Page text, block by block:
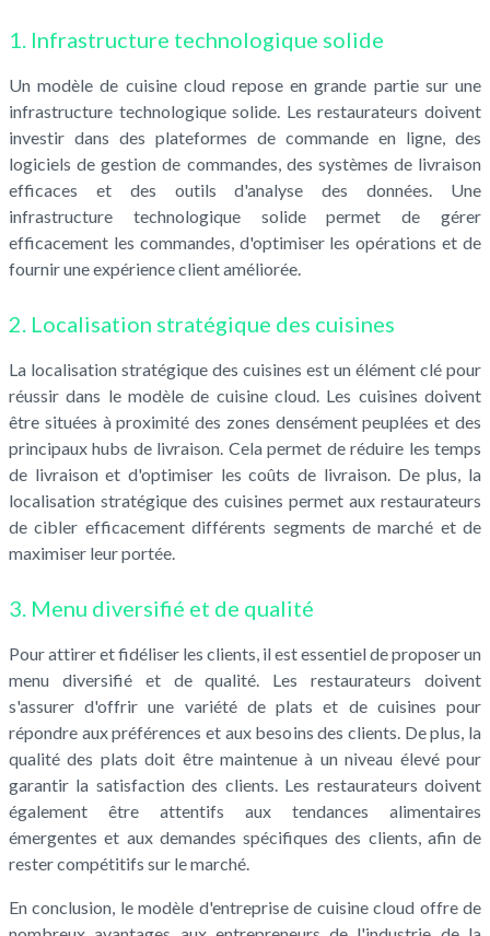
1. Infrastructure technologique solide
Un modèle de cuisine cloud repose en grande partie sur une
infrastructure technologique solide. Les restaurateurs doivent
investir dans des plateformes de commande en ligne, des
logiciels de gestion de commandes, des systèmes de livraison
efficaces et des outils d'analyse des données. Une
infrastructure technologique solide permet de gérer
efficacement les commandes, d'optimiser les opérations et de
fournir une expérience client améliorée.
2. Localisation stratégique des cuisines
La localisation stratégique des cuisines est un élément clé pour
réussir dans le modèle de cuisine cloud. Les cuisines doivent
être situées à proximité des zones densément peuplées et des
principaux hubs de livraison. Cela permet de réduire les temps
de livraison et d'optimiser les coûts de livraison. De plus, la
localisation stratégique des cuisines permet aux restaurateurs
de cibler efficacement différents segments de marché et de
maximiser leur portée.
3. Menu diversifié et de qualité
Pour attirer et fidéliser les clients, il est essentiel de proposer un
menu diversifié et de qualité. Les restaurateurs doivent
s'assurer d'offrir une variété de plats et de cuisines pour
répondre aux préférences et aux besoins des clients. De plus, la
qualité des plats doit être maintenue à un niveau élevé pour
garantir la satisfaction des clients. Les restaurateurs doivent
également être attentifs aux tendances alimentaires
émergentes et aux demandes spécifiques des clients, afin de
rester compétitifs sur le marché.
En conclusion, le modèle d'entreprise de cuisine cloud offre de